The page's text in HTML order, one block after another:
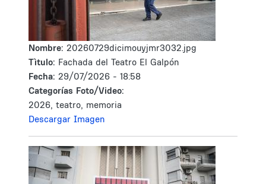
Nombre: 20260729dicimouyjmr3032.jpg
Tìtulo: Fachada del Teatro El Galpón
Fecha: 29/07/2026 - 18:58
Categorías Foto/Video:
2026, teatro, memoria
Descargar Imagen